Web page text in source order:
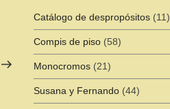
Siguiente
entrada
Catálogo de despropósitos(11)
Compis de piso(58)
Monocromos(21)
Susana y Fernando(44)